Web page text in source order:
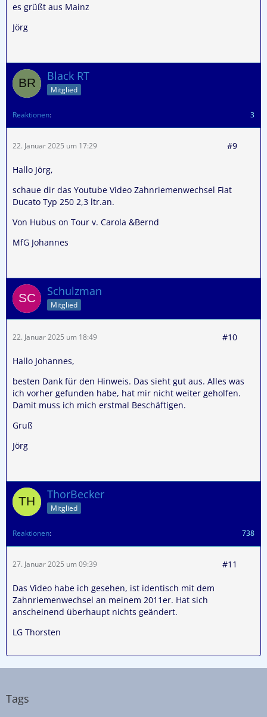
es grüßt aus Mainz
Jörg
Black RT
Mitglied
Reaktionen 3
22. Januar 2025 um 17:29 #9
Hallo Jörg,
schaue dir das Youtube Video Zahnriemenwechsel Fiat
Ducato Typ 250 2,3 ltr.an.
Von Hubus on Tour v. Carola &Bernd
MfG Johannes
Schulzman
Mitglied
22. Januar 2025 um 18:49 #10
Hallo Johannes,
besten Dank für den Hinweis. Das sieht gut aus. Alles was
ich vorher gefunden habe, hat mir nicht weiter geholfen.
Damit muss ich mich erstmal Beschäftigen.
Gruß
Jörg
ThorBecker
Mitglied
Reaktionen 738
27. Januar 2025 um 09:39 #11
Das Video habe ich gesehen, ist identisch mit dem
Zahnriemenwechsel an meinem 2011er. Hat sich
anscheinend überhaupt nichts geändert.
LG Thorsten
Tags